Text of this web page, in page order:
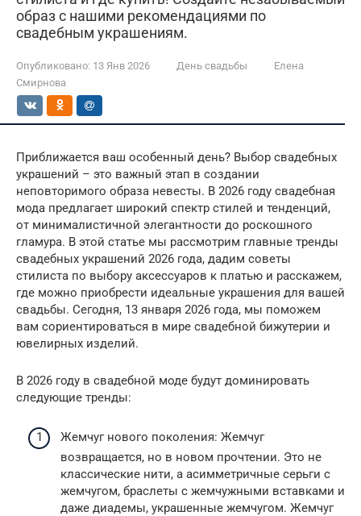
образ с нашими рекомендациями по
свадебным украшениям.
Опубликовано: 13 Янв 2026 День свадьбы
Елена
Смирнова
Приближается ваш особенный день? Выбор свадебных
украшений – это важный этап в создании
неповторимого образа невесты. В 2026 году свадебная
мода предлагает широкий спектр стилей и тенденций,
от минималистичной элегантности до роскошного
гламура. В этой статье мы рассмотрим главные тренды
свадебных украшений 2026 года, дадим советы
стилиста по выбору аксессуаров к платью и расскажем,
где можно приобрести идеальные украшения для вашей
свадьбы. Сегодня, 13 января 2026 года, мы поможем
вам сориентироваться в мире свадебной бижутерии и
ювелирных изделий.
В 2026 году в свадебной моде будут доминировать
следующие тренды:
Жемчуг нового поколения: Жемчуг
возвращается, но в новом прочтении. Это не
классические нити, а асимметричные серьги с
жемчугом, браслеты с жемчужными вставками и
даже диадемы, украшенные жемчугом. Жемчуг